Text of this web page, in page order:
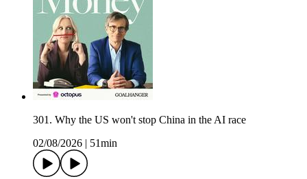
301. Why the US won't stop China in the AI race
02/08/2026
51min